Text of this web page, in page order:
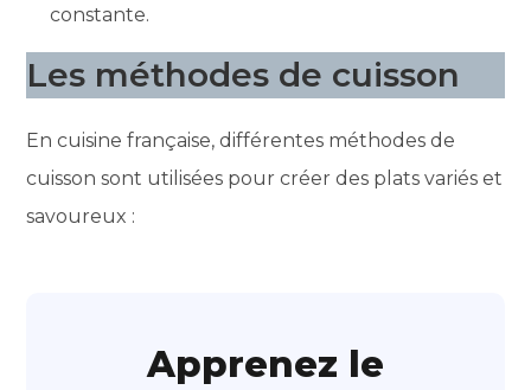
constante.
Les méthodes de cuisson
En cuisine française, différentes méthodes de
cuisson sont utilisées pour créer des plats variés et
savoureux :
Apprenez le